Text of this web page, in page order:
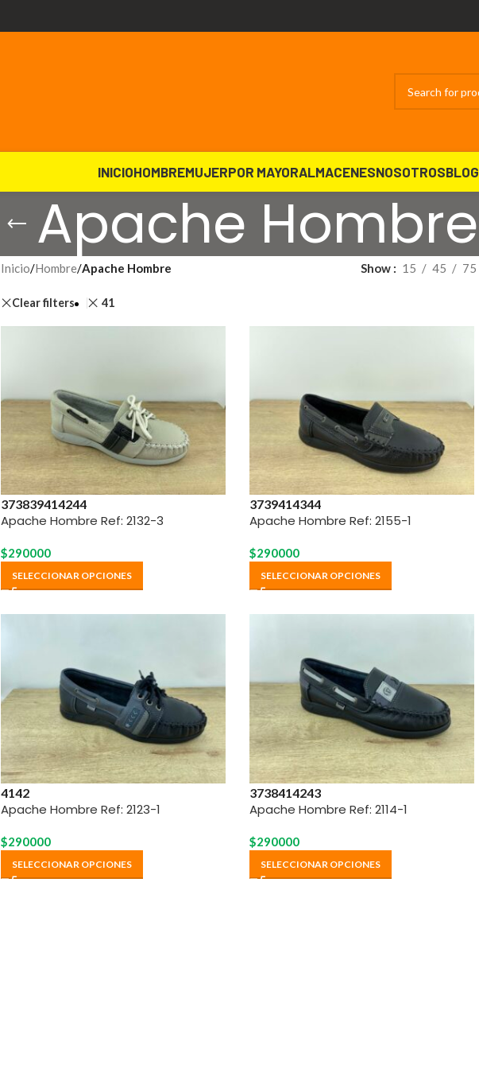
INICIOHOMBREMUJERPOR MAYORALMACENESNOSOTROSBLOG
Apache Hombre
Inicio/Hombre/Apache Hombre Show 15 45 75
Clear filters 41
373839414244
Apache Hombre Ref: 2132-3
$290000
SELECCIONAR OPCIONES
3739414344
Apache Hombre Ref: 2155-1
$290000
SELECCIONAR OPCIONES
4142
Apache Hombre Ref: 2123-1
$290000
SELECCIONAR OPCIONES
3738414243
Apache Hombre Ref: 2114-1
$290000
SELECCIONAR OPCIONES